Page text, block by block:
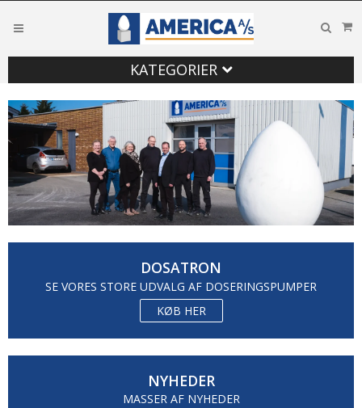
KATEGORIER
DOSATRON
SE VORES STORE UDVALG AF DOSERINGSPUMPER
KØB HER
NYHEDER
MASSER AF NYHEDER